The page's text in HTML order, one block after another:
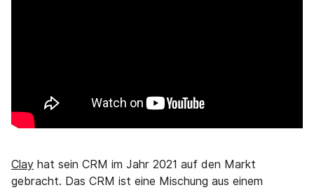
Clay hat sein CRM im Jahr 2021 auf den Markt
gebracht. Das CRM ist eine Mischung aus einem